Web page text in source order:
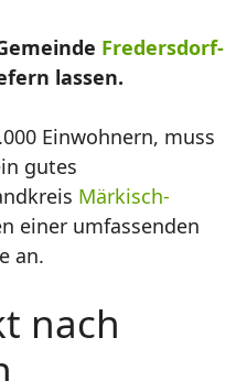
Fredersdorf-
lassen.
Einwohnern, muss
gutes
Märkisch-
einer umfassenden
an.
nach